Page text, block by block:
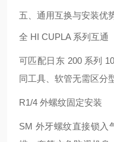
五、通用互换与安装优
全 HI CUPLA 系列互通
可匹配日东 200 系列
同工具、软管无需区分
R1/4 外螺纹固定安装
SM 外牙螺纹直接锁入